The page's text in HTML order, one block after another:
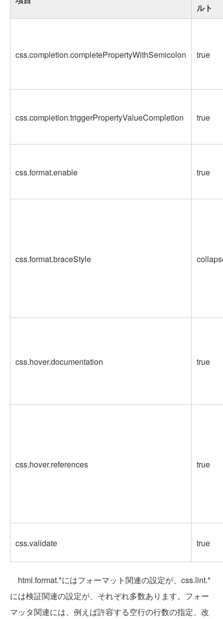
ルト
css.completion.completePropertyWithSemicolon true
css.completion.triggerPropertyValueCompletion true
css.format.enable true
css.format.braceStyle
css.hover.documentation true
css.hover.references true
css.validate true
html.format.*にはフォーマット関連の設定が、css.lint.*
には検証関連の設定が、それぞれ多数あります。フォー
マッタ関連には、例えば許容する空行の行数の指定、改